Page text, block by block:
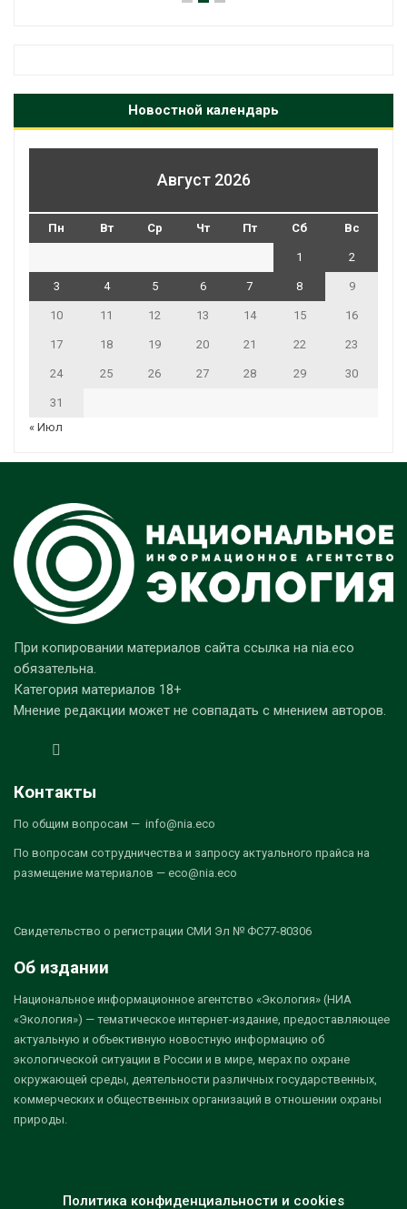
Новостной календарь
Август 2026
Пн Вт Ср Чт Пт Сб Вс
1 2
3 4 5 6 7 8 9
10 11 12 13 14 15 16
17 18 19 20 21 22 23
24 25 26 27 28 29 30
31
« Июл
При копировании материалов сайта ссылка на nia.eco
обязательна.
Категория материалов 18+
Мнение редакции может не совпадать с мнением авторов.
Контакты
По общим вопросам — info@nia.eco
По вопросам сотрудничества и запросу актуального прайса на
размещение материалов — eco@nia.eco
Свидетельство о регистрации СМИ Эл № ФС77-80306
Об издании
Национальное информационное агентство «Экология» (НИА
«Экология») — тематическое интернет-издание, предоставляющее
актуальную и объективную новостную информацию об
экологической ситуации в России и в мире, мерах по охране
окружающей среды, деятельности различных государственных,
коммерческих и общественных организаций в отношении охраны
природы.
Политика конфиденциальности и cookies